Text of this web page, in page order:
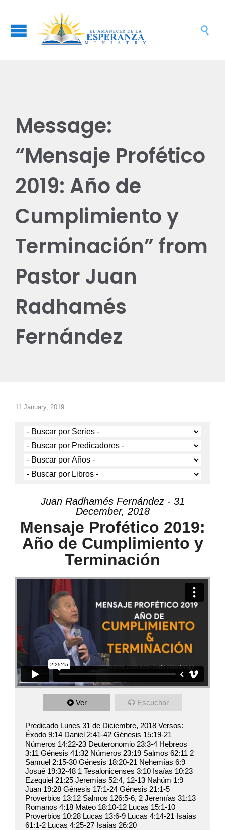

Message:
“Mensaje Profético
2019: Año de
Cumplimiento y
Terminación” from
Pastor Juan
Radhamés
Fernández
11 January, 2019
Juan Radhamés Fernández - 31
December, 2018
Mensaje Profético 2019:
Año de Cumplimiento y
Terminación
Ver Escuchar
Predicado Lunes 31 de Diciembre, 2018 Versos:
Éxodo 9:14 Daniel 2:41-42 Génesis 15:19-21
Números 14:22-23 Deuteronomio 23:3-4 Hebreos
3:11 Génesis 41:32 Números 23:19 Salmos 62:11 2
Samuel 2:15-30 Génesis 18:20-21 Nehemías 6:9
Josué 19:32-48 1 Tesalonicenses 3:10 Isaías 10:23
Ezequiel 21:25 Jeremías 52:4, 12-13 Nahúm 1:9
Juan 19:28 Génesis 17:1-24 Génesis 21:1-5
Proverbios 13:12 Salmos 126:5-6, 2 Jeremías 31:13
Romanos 4:18 Mateo 18:10-12 Lucas 15:1-10
Proverbios 10:28 Lucas 13:6-9 Lucas 4:14-21 Isaías
61:1-2 Lucas 4:25-27 Isaías 26:20